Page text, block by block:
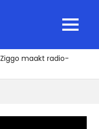
MENU
Ziggo maakt radio-